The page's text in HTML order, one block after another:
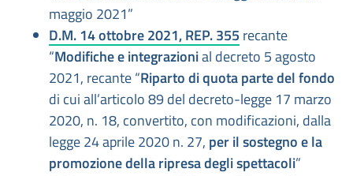
maggio 2021”
D.M. 14 ottobre 2021, REP. 355 recante
“Modifiche e integrazionial decreto 5 agosto
2021, recante “Riparto di quota parte del fondo
di cui all’articolo 89 del decreto-legge 17 marzo
2020, n. 18, convertito, con modificazioni, dalla
legge 24 aprile 2020 n. 27, per il sostegno e la
promozione della ripresa degli spettacoli”